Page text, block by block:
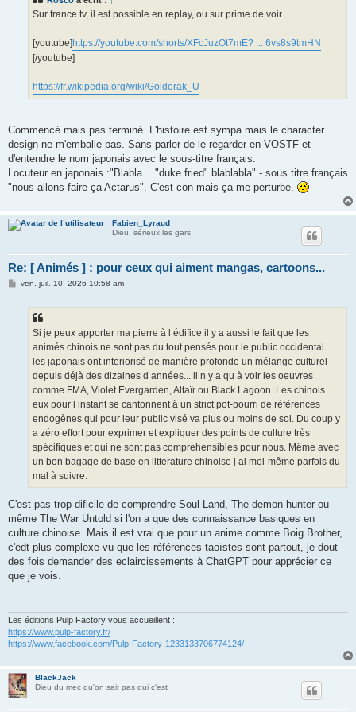
Sur france tv, il est possible en replay, ou sur prime de voir
[youtube] https://youtube.com/shorts/XFcJuzOt7mE? ... 6vs8s9tmHN
[/youtube]
https://fr.wikipedia.org/wiki/Goldorak_U
Commencé mais pas terminé. L'histoire est sympa mais le character
design ne m'emballe pas. Sans parler de le regarder en VOSTF et
d'entendre le nom japonais avec le sous-titre français.
Locuteur en japonais :"Blabla... "duke fried" blablabla" - sous titre français
"nous allons faire ça Actarus". C'est con mais ça me perturbe.
Fabien_Lyraud
Dieu, sérieux les gars.
Re: [ Animés ] : pour ceux qui aiment mangas, cartoons...
Mven. juil. 10, 2026 10:58 am
Si je peux apporter ma pierre à l édifice il y a aussi le fait que les
animés chinois ne sont pas du tout pensés pour le public occidental...
les japonais ont interiorisé de manière profonde un mélange culturel
depuis déjà des dizaines d années... il n y a qu à voir les oeuvres
comme FMA, Violet Evergarden, Altaïr ou Black Lagoon. Les chinois
eux pour l instant se cantonnent à un strict pot-pourri de références
endogènes qui pour leur public visé va plus ou moins de soi. Du coup y
a zéro effort pour exprimer et expliquer des points de culture très
spécifiques et qui ne sont pas comprehensibles pour nous. Même avec
un bon bagage de base en litterature chinoise j ai moi-même parfois du
mal à suivre.
C'est pas trop dificile de comprendre Soul Land, The demon hunter ou
même The War Untold si l'on a que des connaissance basiques en
culture chinoise. Mais il est vrai que pour un anime comme Boig Brother,
c'edt plus complexe vu que les références taoïstes sont partout, je dout
des fois demander des eclaircissements à ChatGPT pour apprécier ce
que je vois.
Les éditions Pulp Factory vous accueillent :
https://www.pulp-factory.fr/
https://www.facebook.com/Pulp-Factory-1233133706774124/
BlackJack
Dieu du mec qu'on sait pas qui c'est